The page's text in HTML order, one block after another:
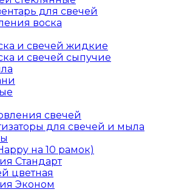
для свечей
воска
и свечей жидкие
и свечей сыпучие
свечей
для свечей и мыла
на 10 рамок)
Стандарт
цветная
Эконом